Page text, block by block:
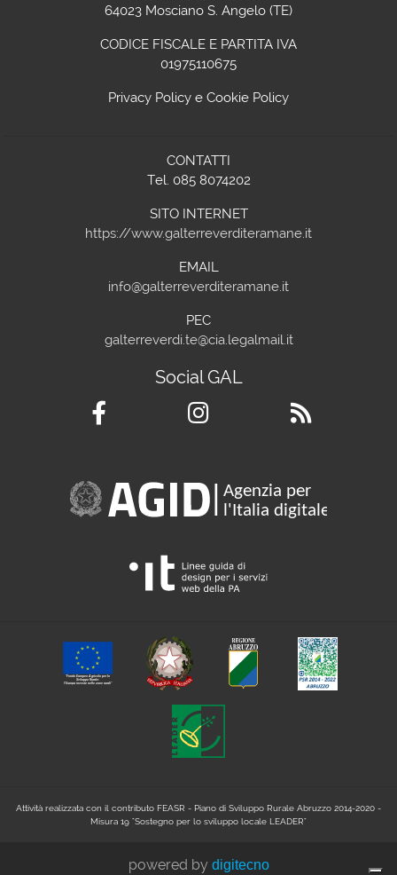
64023 Mosciano S. Angelo (TE)
CODICE FISCALE E PARTITA IVA
01975110675
Privacy Policy e Cookie Policy
CONTATTI
Tel. 085 8074202
SITO INTERNET
https://www.galterreverditeramane.it
EMAIL
info@galterreverditeramane.it
PEC
galterreverdi.te@cia.legalmail.it
Social GAL
Attività realizzata con il contributo FEASR - Piano di Sviluppo Rurale Abruzzo 2014-2020 -
Misura 19 "Sostegno per lo sviluppo locale LEADER"
powered by digitecno